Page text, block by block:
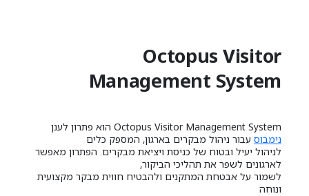
Octopus Visitor
Management System
Octopus Visitor Management System הוא פתרון לענן
נימבוס עבור ניהול מבקרים בארגון, המספק כלים
לניהול יעיל ובטוח של כניסת ויציאת מבקרים. הפתרון מאפשר
לארגונים לשפר את תהליכי הביקור,
לשמור על אבטחת המתקנים ולהבטיח חווית מבקר מקצועית
ונוחה